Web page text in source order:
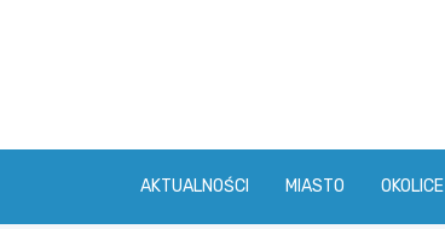
AKTUALNOŚCI MIASTO OKOLICE